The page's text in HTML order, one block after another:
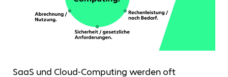
SaaS und Cloud-Computing werden oft